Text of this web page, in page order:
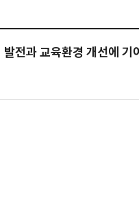
전과 교육환경 개선에 기